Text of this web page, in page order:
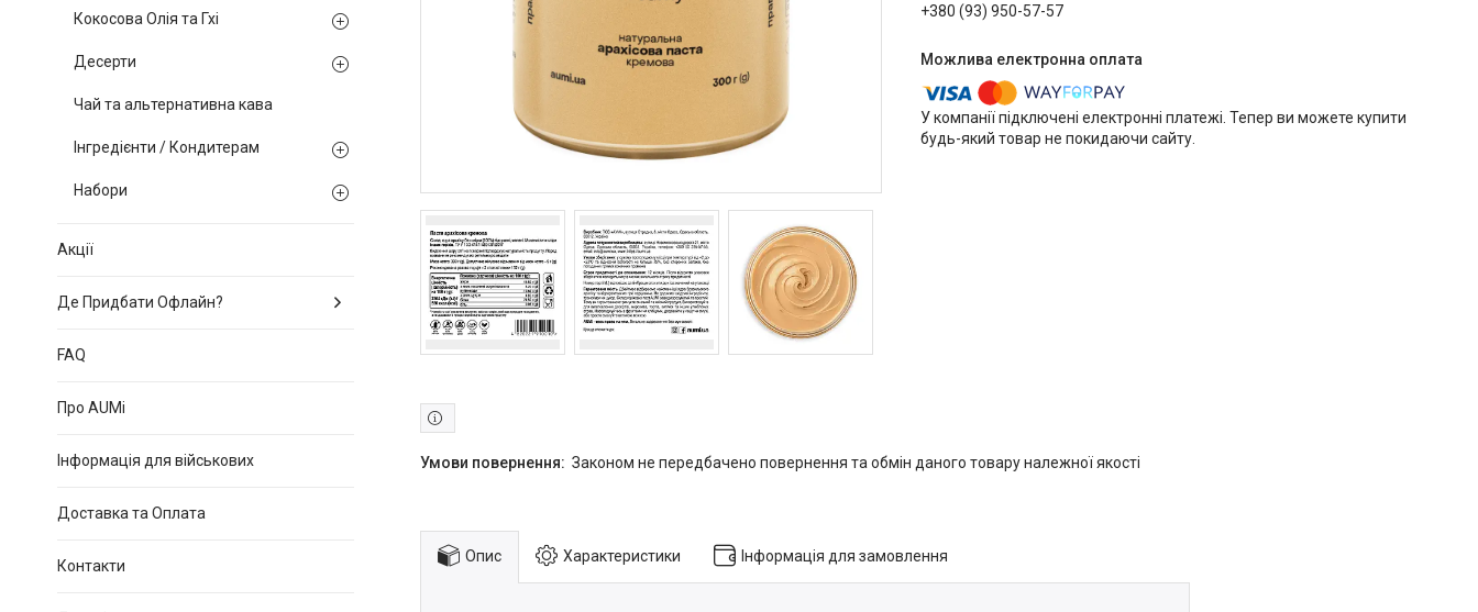
+380 (93) 950-57-57
У компанії підключені електронні платежі. Тепер ви можете купити
будь-який товар не покидаючи сайту.
Законом не передбачено повернення та обмін даного товару належної якості
Опис Характеристики Інформація для замовлення
Кокосова Олія та Гхі
Десерти
Чай та альтернативна кава
Інгредієнти / Кондитерам
Набори
Акції
Де Придбати Офлайн?
FAQ
Про AUMi
Інформація для військових
Доставка та Оплата
Контакти